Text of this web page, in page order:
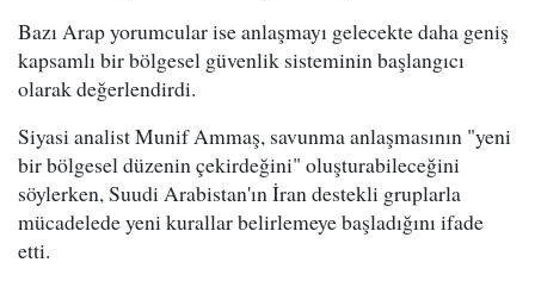
Bazı Arap yorumcular ise anlaşmayı gelecekte daha geniş
kapsamlı bir bölgesel güvenlik sisteminin başlangıcı
olarak değerlendirdi.
Siyasi analist Munif Ammaş, savunma anlaşmasının "yeni
bir bölgesel düzenin çekirdeğini" oluşturabileceğini
söylerken, Suudi Arabistan'ın İran destekli gruplarla
mücadelede yeni kurallar belirlemeye başladığını ifade
etti.